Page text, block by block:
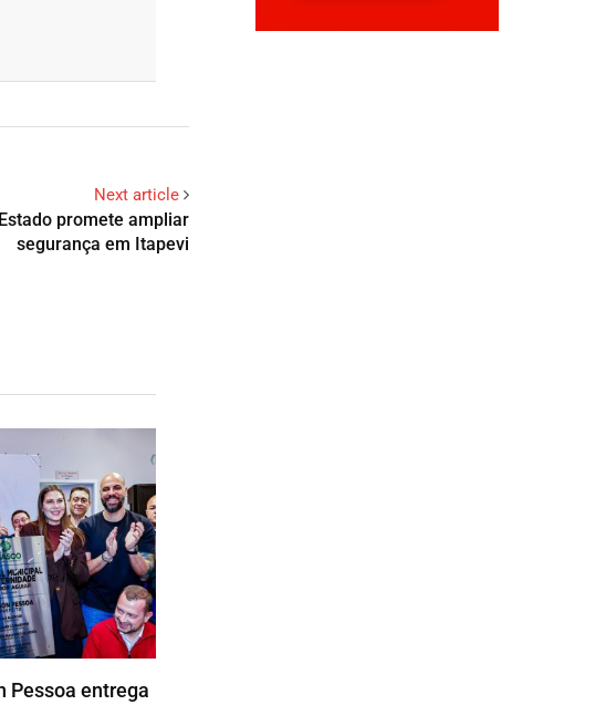
Next article
promete ampliar
segurança em Itapevi
Pessoa entrega